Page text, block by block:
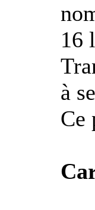
16
à
Ce